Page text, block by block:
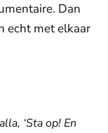
Dan
echt met elkaar
‘Sta op! En